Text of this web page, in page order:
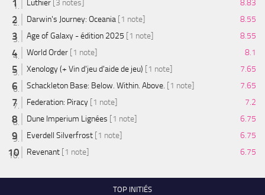
Luthier [3 notes]
8.83
Darwin's Journey: Oceania [1 note]
8.55
Age of Galaxy - édition 2025 [1 note]
8.55
World Order [1 note]
8.1
Xenology (+ Vin d'jeu d'aide de jeu) [1 note]
7.65
Schackleton Base: Below. Within. Above. [1 note]
7.65
Federation: Piracy [1 note]
7.2
Dune Imperium Lignées [1 note]
6.75
Everdell Silverfrost [1 note]
6.75
Revenant [1 note] 6.75
TOP INITIÉS